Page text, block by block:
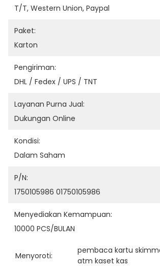
T/T, Western Union, Paypal
Paket:
Karton
Pengiriman:
DHL / Fedex / UPS / TNT
Layanan Purna Jual:
Dukungan Online
Kondisi:
Dalam Saham
P/N:
1750105986 01750105986
Menyediakan Kemampuan:
10000 PCS/BULAN
Menyoroti:
pembaca kartu
atm kaset kas